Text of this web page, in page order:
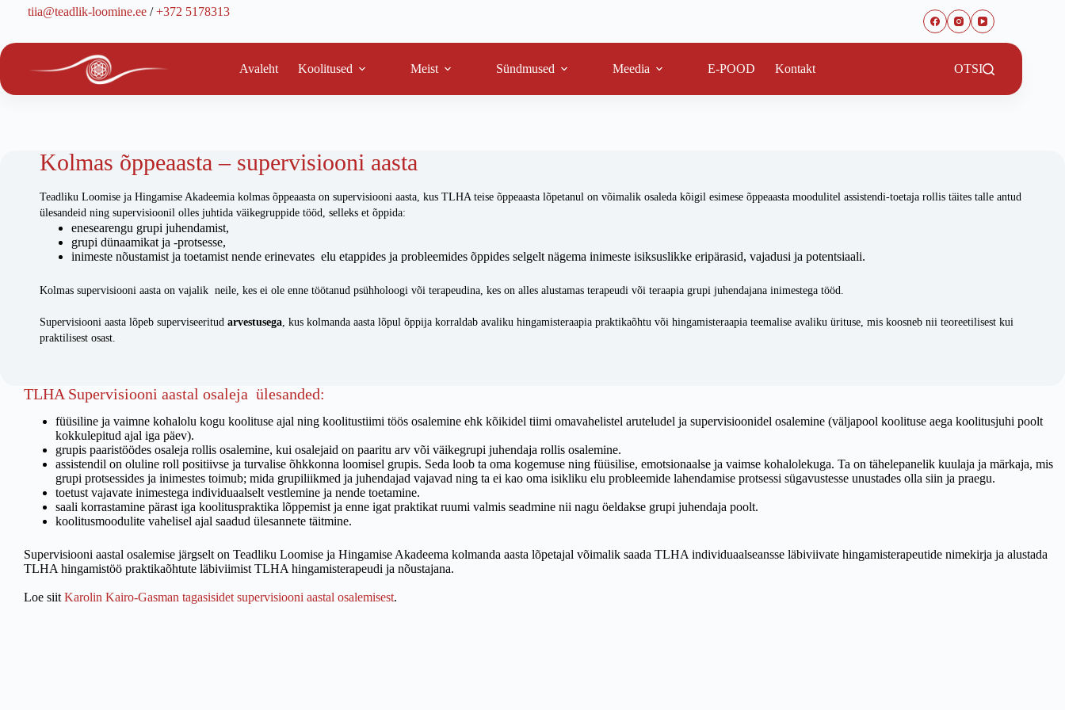
tiia@teadlik-loomine.ee /+372 5178313
Avaleht Koolitused Meist Sündmused Meedia E-POOD Kontakt OTSI
Kolmas õppeaasta – supervisiooni aasta
Teadliku Loomise ja Hingamise Akadeemia kolmas õppeaasta on supervisiooni aasta, kus TLHA teise õppeaasta lõpetanul on võimalik osaleda kõigil esimese õppeaasta moodulitel assistendi-toetaja rollis täites talle antud
ülesandeid ning supervisioonil olles juhtida väikegruppide tööd, selleks et õppida:
enesearengu grupi juhendamist,
grupi dünaamikat ja -protsesse,
inimeste nõustamist ja toetamist nende erinevates elu etappides ja probleemides õppides selgelt nägema inimeste isiksuslikke eripärasid, vajadusi ja potentsiaali.
Kolmas supervisiooni aasta on vajalik neile, kes ei ole enne töötanud psühholoogi või terapeudina, kes on alles alustamas terapeudi või teraapia grupi juhendajana inimestega tööd.
Supervisiooni aasta lõpeb superviseeritud arvestusega, kus kolmanda aasta lõpul õppija korraldab avaliku hingamisteraapia praktikaõhtu või hingamisteraapia teemalise avaliku ürituse, mis koosneb nii teoreetilisest kui
praktilisest osast.
TLHA Supervisiooni aastal osaleja ülesanded:
füüsiline ja vaimne kohalolu kogu koolituse ajal ning koolitustiimi töös osalemine ehk kõikidel tiimi omavahelistel aruteludel ja supervisioonidel osalemine (väljapool koolituse aega koolitusjuhi poolt
kokkulepitud ajal iga päev).
grupis paaristöödes osaleja rollis osalemine, kui osalejaid on paaritu arv või väikegrupi juhendaja rollis osalemine.
assistendil on oluline roll positiivse ja turvalise õhkkonna loomisel grupis. Seda loob ta oma kogemuse ning füüsilise, emotsionaalse ja vaimse kohalolekuga. Ta on tähelepanelik kuulaja ja märkaja, mis
grupi protsessides ja inimestes toimub; mida grupiliikmed ja juhendajad vajavad ning ta ei kao oma isikliku elu probleemide lahendamise protsessi sügavustesse unustades olla siin ja praegu.
toetust vajavate inimestega individuaalselt vestlemine ja nende toetamine.
saali korrastamine pärast iga koolituspraktika lõppemist ja enne igat praktikat ruumi valmis seadmine nii nagu öeldakse grupi juhendaja poolt.
koolitusmoodulite vahelisel ajal saadud ülesannete täitmine.
Supervisiooni aastal osalemise järgselt on Teadliku Loomise ja Hingamise Akadeema kolmanda aasta lõpetajal võimalik saada TLHA individuaalseansse läbiviivate hingamisterapeutide nimekirja ja alustada
TLHA hingamistöö praktikaõhtute läbiviimist TLHA hingamisterapeudi ja nõustajana.
Loe siit Karolin Kairo-Gasman tagasisidet supervisiooni aastal osalemisest.